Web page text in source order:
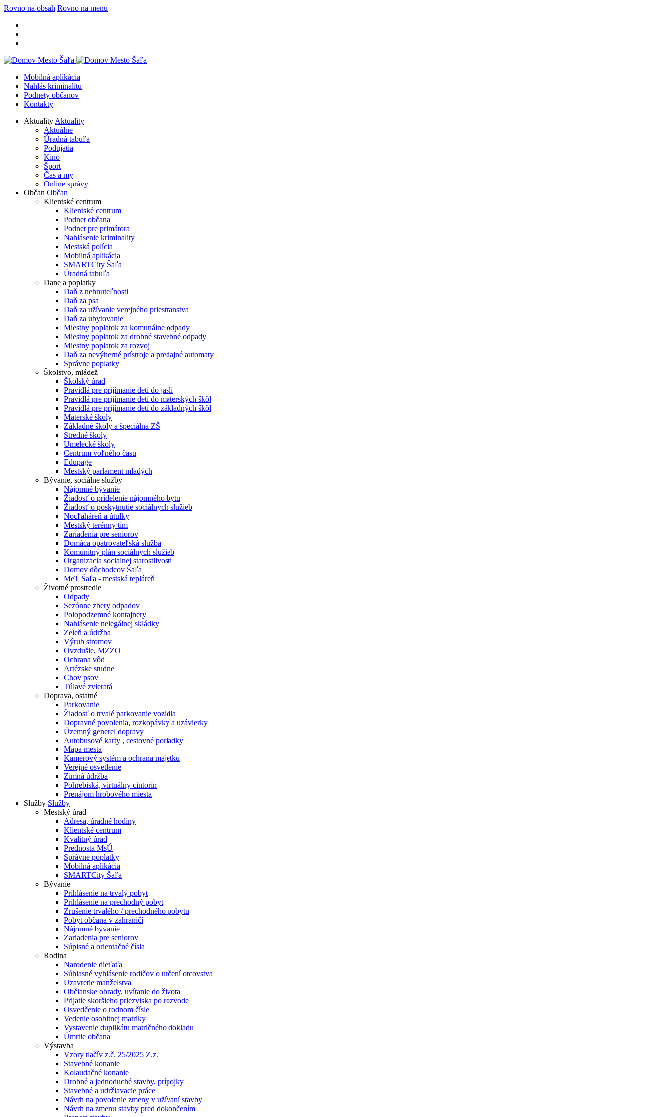
Rovno na obsah Rovno na menu
Mobilná aplikácia
Nahlás kriminalitu
Podnety občanov
Kontakty
Aktuality Aktuality
Aktuálne
Úradná tabuľa
Podujatia
Kino
Šport
Čas a my
Online správy
Občan Občan
Klientské centrum
Klientské centrum
Podnet občana
Podnet pre primátora
Nahlásenie kriminality
Mestská polícia
Mobilná aplikácia
SMARTCity Šaľa
Úradná tabuľa
Dane a poplatky
Daň z nehnuteľnosti
Daň za psa
Daň za užívanie verejného priestranstva
Daň za ubytovanie
Miestny poplatok za komunálne odpady
Miestny poplatok za drobné stavebné odpady
Miestny poplatok za rozvoj
Daň za nevýherné prístroje a predajné automaty
Správne poplatky
Školstvo, mládež
Školský úrad
Pravidlá pre prijímanie detí do jaslí
Pravidlá pre prijímanie detí do materských škôl
Pravidlá pre prijímanie detí do základných škôl
Materské školy
Základné školy a špeciálna ZŠ
Stredné školy
Umelecké školy
Centrum voľného času
Edupage
Mestský parlament mladých
Bývanie, sociálne služby
Nájomné bývanie
Žiadosť o pridelenie nájomného bytu
Žiadosť o poskytnutie sociálnych služieb
Nocľaháreň a útulky
Mestský terénny tím
Zariadenia pre seniorov
Domáca opatrovateľská služba
Komunitný plán sociálnych služieb
Organizácia sociálnej starostlivosti
Domov dôchodcov Šaľa
MeT Šaľa - mestská tepláreň
Životné prostredie
Odpady
Sezónne zbery odpadov
Polopodzemné kontajnery
Nahlásenie nelegálnej skládky
Zeleň a údržba
Výrub stromov
Ovzdušie, MZZO
Ochrana vôd
Artézske studne
Chov psov
Túlavé zvieratá
Doprava, ostatné
Parkovanie
Žiadosť o trvalé parkovanie vozidla
Dopravné povolenia, rozkopávky a uzávierky
Územný generel dopravy
Autobusové karty , cestovné poriadky
Mapa mesta
Kamerový systém a ochrana majetku
Verejné osvetlenie
Zimná údržba
Pohrebiská, virtuálny cintorín
Prenájom hrobového miesta
Služby Služby
Mestský úrad
Adresa, úradné hodiny
Klientské centrum
Kvalitný úrad
Prednosta MsÚ
Správne poplatky
Mobilná aplikácia
SMARTCity Šaľa
Bývanie
Prihlásenie na trvalý pobyt
Prihlásenie na prechodný pobyt
Zrušenie trvalého / prechodného pobytu
Pobyt občana v zahraničí
Nájomné bývanie
Zariadenia pre seniorov
Súpisné a orientačné čísla
Rodina
Narodenie dieťaťa
Súhlasné vyhlásenie rodičov o určení otcovstva
Uzavretie manželstva
Občianske obrady, uvítanie do života
Prijatie skoršieho priezviska po rozvode
Osvedčenie o rodnom čísle
Vedenie osobitnej matriky
Vystavenie duplikátu matričného dokladu
Úmrtie občana
Výstavba
Vzory tlačív z.č. 25/2025 Z.z.
Stavebné konanie
Kolaudačné konanie
Drobné a jednoduché stavby, prípojky
Stavebné a udržiavacie práce
Návrh na povolenie zmeny v užívaní stavby
Návrh na zmenu stavby pred dokončením